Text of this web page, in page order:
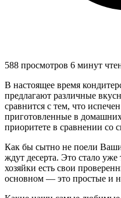
588 просмотров 6 минут
В настоящее время
предлагают различные
сравнится с тем, что
приготовленные в
приоритете в сравнении со
Как бы сытно не поели Ваши
ждут десерта. Это стало
хозяйки есть свои
основном — это простые и